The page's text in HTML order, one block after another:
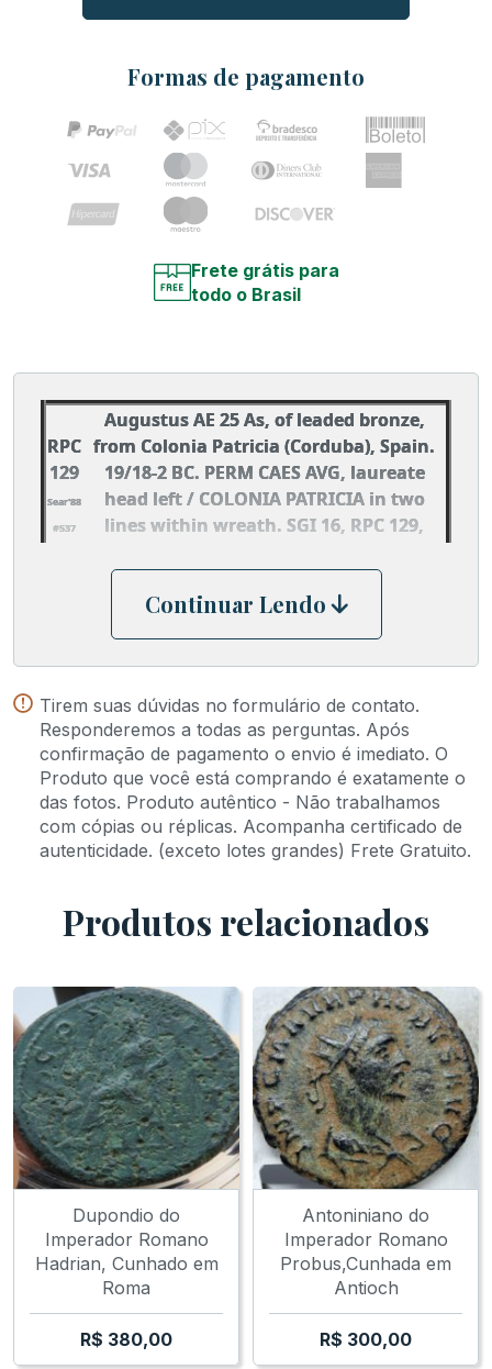
Formas de pagamento
Frete grátis para
todo o Brasil
RPC
129
Sear'88
#537
Augustus AE 25 As, of leaded bronze,
from Colonia Patricia (Corduba), Spain.
19/18-2 BC. PERM CAES AVG, laureate
head left / COLONIA PATRICIA in two
lines within wreath. SGI 16, RPC 129,
Continuar Lendo
Tirem suas dúvidas no formulário de contato.
Responderemos a todas as perguntas. Após
confirmação de pagamento o envio é imediato. O
Produto que você está comprando é exatamente o
das fotos. Produto autêntico - Não trabalhamos
com cópias ou réplicas. Acompanha certificado de
autenticidade. (exceto lotes grandes) Frete Gratuito.
Produtos relacionados
Dupondio do
Imperador Romano
Hadrian, Cunhado em
Roma
R$ 380,00
Antoniniano do
Imperador Romano
Probus,Cunhada em
Antioch
R$ 300,00